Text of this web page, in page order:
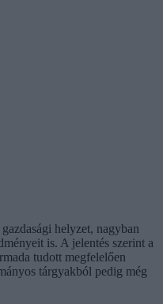
helyzet, nagyban
is. A jelentés szerint a
tudott megfelelően
tárgyakból pedig még